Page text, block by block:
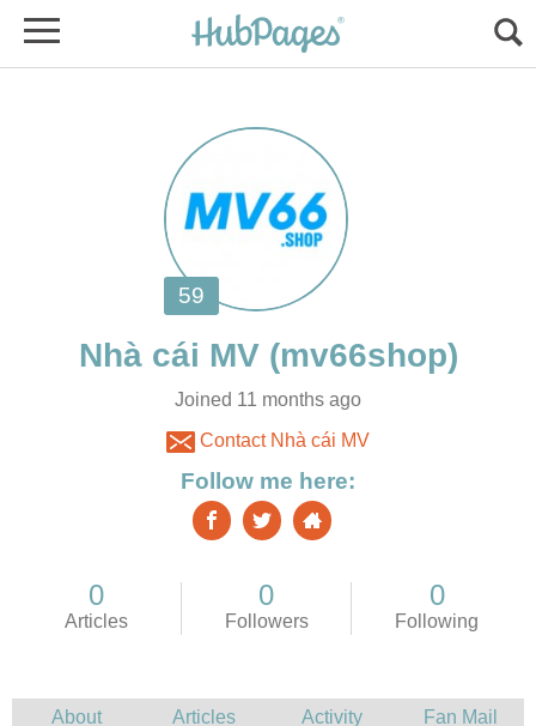
Joined 11 months ago
Contact Nhà cái MV